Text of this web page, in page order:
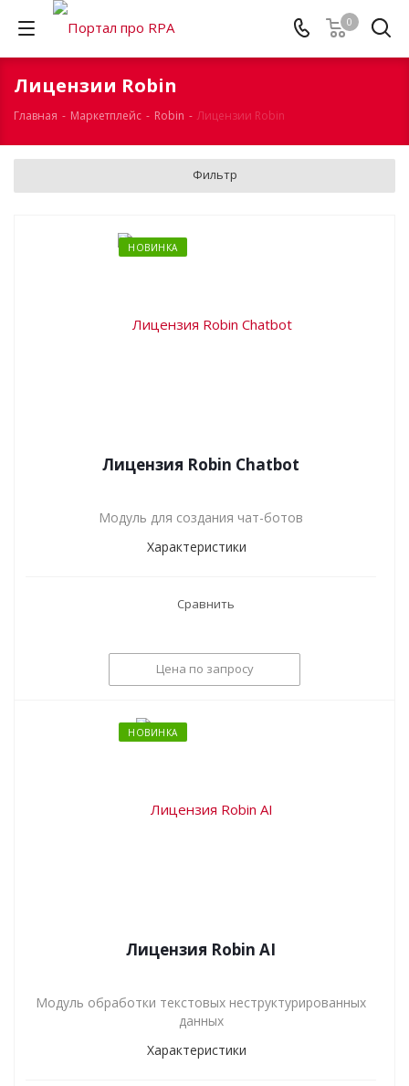
0
Лицензии Robin
Главная - Маркетплейс - Robin - Лицензии Robin
Фильтр
НОВИНКА
Лицензия Robin Chatbot
Модуль для создания чат-ботов
Характеристики
Сравнить
Цена по запросу
НОВИНКА
Лицензия Robin AI
Модуль обработки текстовых неструктурированных
данных
Характеристики